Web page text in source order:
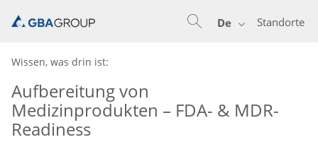
Standorte
De
Wissen, was drin ist:
Aufbereitung von
Medizinprodukten – FDA- & MDR-
Readiness